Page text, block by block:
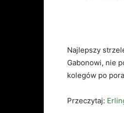
Najlepszy
Gabonowi, nie
kolegów po
Przeczytaj: